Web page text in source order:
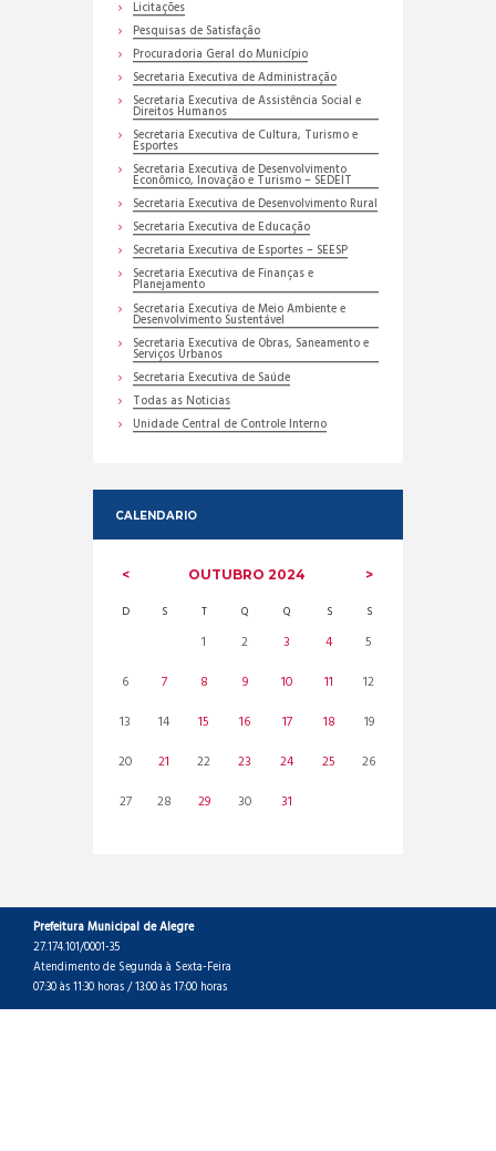
Licitações
Pesquisas de Satisfação
Procuradoria Geral do Município
Secretaria Executiva de Administração
Secretaria Executiva de Assistência Social e
Direitos Humanos
Secretaria Executiva de Cultura, Turismo e
Esportes
Secretaria Executiva de Desenvolvimento
Econômico, Inovação e Turismo – SEDEIT
Secretaria Executiva de Desenvolvimento Rural
Secretaria Executiva de Educação
Secretaria Executiva de Esportes – SEESP
Secretaria Executiva de Finanças e
Planejamento
Secretaria Executiva de Meio Ambiente e
Desenvolvimento Sustentável
Secretaria Executiva de Obras, Saneamento e
Serviços Urbanos
Secretaria Executiva de Saúde
Todas as Noticias
Unidade Central de Controle Interno
CALENDARIO
OUTUBRO2024
D S T Q Q S S
1 2 3 4
5
6
7 8 9 10 11
12
13
14 15 16 17 18
19
20
21 22 23 24 25
26
27
28 29 30 31
Prefeitura Municipal de Alegre
27.174.101/0001-35
Atendimento de Segunda à Sexta-Feira
07:30 às 11:30 horas / 13:00 às 17:00 horas